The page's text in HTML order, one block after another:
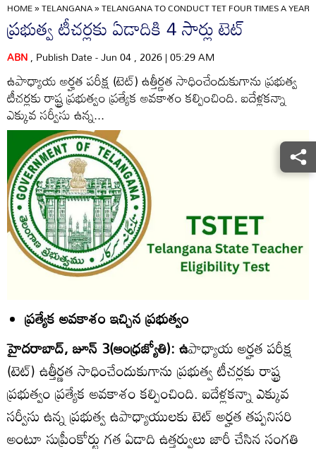
HOME»TELANGANA»TELANGANA TO CONDUCT TET FOUR TIMES A
ప్రభుత్వ టీచర్లకు ఏడాదికి 4 సార్లు టెట్‌
ABN, Publish Date - Jun 04 , 2026 | 05:29 AM
ఉపాధ్యాయ అర్హత పరీక్ష (టెట్‌) ఉత్తీర్ణత సాధించేందుకుగాను ప్రభుత్వ
టీచర్లకు రాష్ట్ర ప్రభుత్వం ప్రత్యేక అవకాశం కల్పించింది. ఐదేళ్లకన్నా
ఎక్కువ సర్వీసు ఉన్న...
ప్రత్యేక అవకాశం ఇచ్చిన ప్రభుత్వం
హైదరాబాద్‌, జూన్‌ 3(ఆంధ్రజ్యోతి): ఉపాధ్యాయ అర్హత పరీక్ష
(టెట్‌) ఉత్తీర్ణత సాధించేందుకుగాను ప్రభుత్వ టీచర్లకు రాష్ట్ర
ప్రభుత్వం ప్రత్యేక అవకాశం కల్పించింది. ఐదేళ్లకన్నా ఎక్కువ
సర్వీసు ఉన్న ప్రభుత్వ ఉపాధ్యాయులకు టెట్‌ అర్హత తప్పనిసరి
అంటూ సుప్రీంకోర్టు గత ఏడాది ఉత్తర్వులు జారీ చేసిన సంగతి